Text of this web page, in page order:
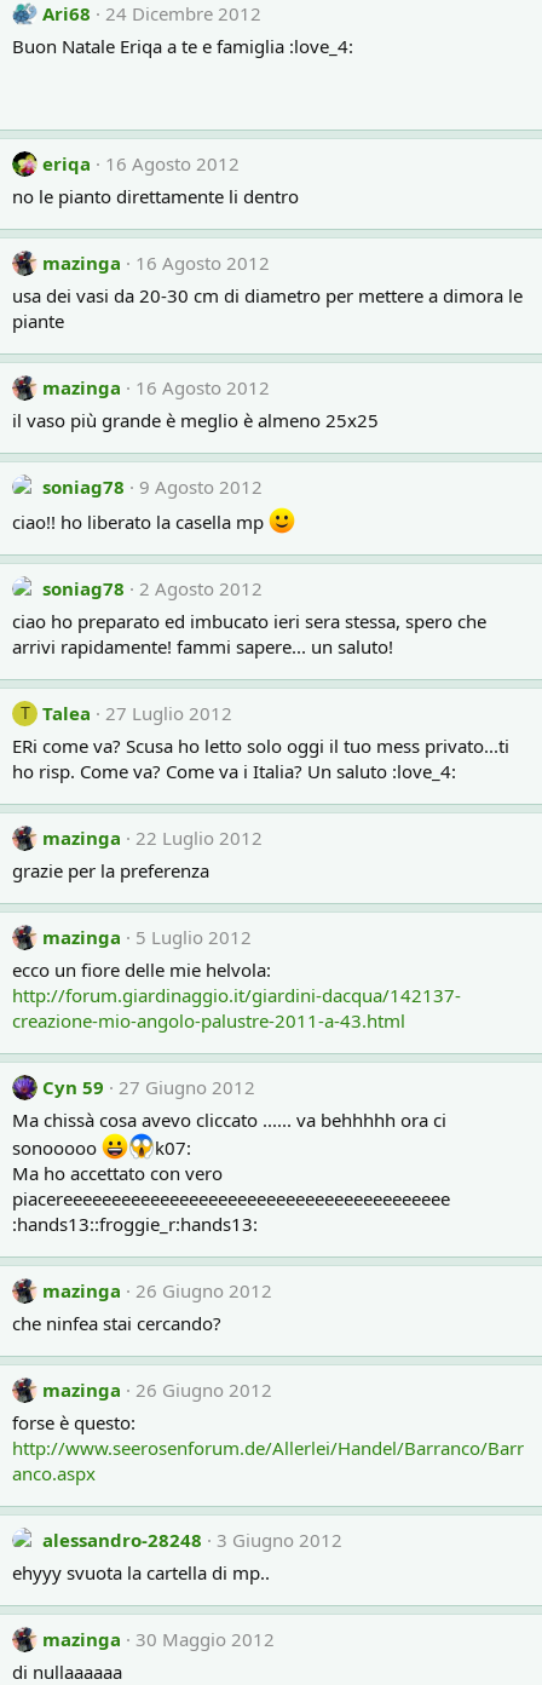
Ari68
24 Dicembre 2012
Buon Natale Eriqa a te e famiglia :love_4:
eriqa
16 Agosto 2012
no le pianto direttamente li dentro
mazinga
16 Agosto 2012
usa dei vasi da 20-30 cm di diametro per mettere a dimora le
piante
mazinga
16 Agosto 2012
il vaso più grande è meglio è almeno 25x25
soniag78
9 Agosto 2012
ciao!! ho liberato la casella mp
soniag78
2 Agosto 2012
ciao ho preparato ed imbucato ieri sera stessa, spero che
arrivi rapidamente! fammi sapere... un saluto!
T Talea
27 Luglio 2012
ERi come va? Scusa ho letto solo oggi il tuo mess privato...ti
ho risp. Come va? Come va i Italia? Un saluto :love_4:
mazinga
22 Luglio 2012
grazie per la preferenza
mazinga
5 Luglio 2012
ecco un fiore delle mie helvola:
http://forum.giardinaggio.it/giardini-dacqua/142137-
creazione-mio-angolo-palustre-2011-a-43.html
Cyn 59
27 Giugno 2012
Ma chissà cosa avevo cliccato ...... va behhhhh ora ci
sonooooo
k07:
Ma ho accettato con vero
piacereeeeeeeeeeeeeeeeeeeeeeeeeeeeeeeeeeeeeeee
:hands13::froggie_r:hands13:
mazinga
26 Giugno 2012
che ninfea stai cercando?
mazinga
26 Giugno 2012
forse è questo:
http://www.seerosenforum.de/Allerlei/Handel/Barranco/Barr
anco.aspx
alessandro-28248
3 Giugno 2012
ehyyy svuota la cartella di mp..
mazinga
30 Maggio 2012
di nullaaaaaa